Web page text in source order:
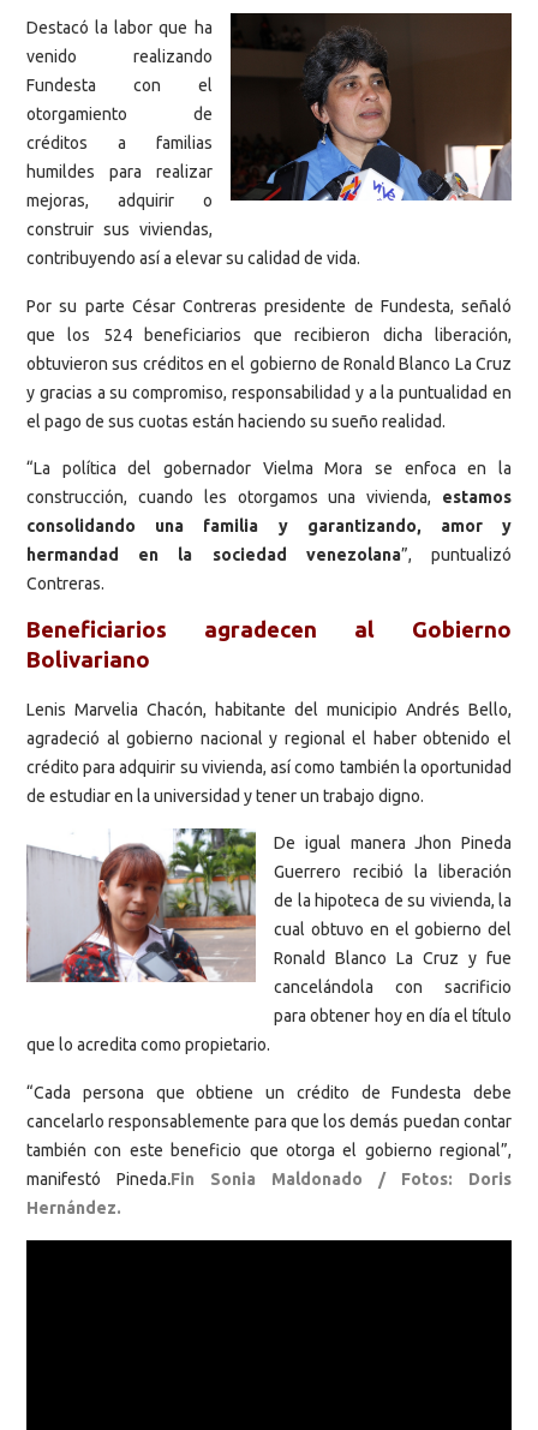
Destacó la labor que ha
venido realizando
Fundesta con el
otorgamiento de
créditos a familias
humildes para realizar
mejoras, adquirir o
construir sus viviendas,
contribuyendo así a elevar su calidad de vida.
Por su parte César Contreras presidente de Fundesta, señaló
que los 524 beneficiarios que recibieron dicha liberación,
obtuvieron sus créditos en el gobierno de Ronald Blanco La Cruz
y gracias a su compromiso, responsabilidad y a la puntualidad en
el pago de sus cuotas están haciendo su sueño realidad.
“La política del gobernador Vielma Mora se enfoca en la
construcción, cuando les otorgamos una vivienda, estamos
consolidando una familia y garantizando, amor y
hermandad en la sociedad venezolana”, puntualizó
Contreras.
Beneficiarios agradecen al Gobierno
Bolivariano
Lenis Marvelia Chacón, habitante del municipio Andrés Bello,
agradeció al gobierno nacional y regional el haber obtenido el
crédito para adquirir su vivienda, así como también la oportunidad
de estudiar en la universidad y tener un trabajo digno.
De igual manera Jhon Pineda
Guerrero recibió la liberación
de la hipoteca de su vivienda, la
cual obtuvo en el gobierno del
Ronald Blanco La Cruz y fue
cancelándola con sacrificio
para obtener hoy en día el título
que lo acredita como propietario.
“Cada persona que obtiene un crédito de Fundesta debe
cancelarlo responsablemente para que los demás puedan contar
también con este beneficio que otorga el gobierno regional”,
manifestó Pineda.Fin Sonia Maldonado / Fotos: Doris
Hernández.